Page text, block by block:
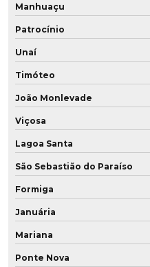
Indústria de poliuretano
Onde comprar buchas de
Onde comprar chapas de
Peças automotivas em
Peças especiais em
Peças em poliuretano
Peças em pu
Peças em resina de
Manhuaçu
Patrocínio
Unaí
Timóteo
João Monlevade
Viçosa
Lagoa Santa
São Sebastião do Paraíso
Formiga
Januária
Mariana
Ponte Nova